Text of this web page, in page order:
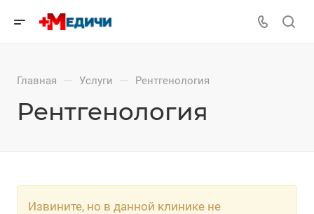
Главная — Услуги — Рентгенология
Рентгенология
Извините, но в данной клинике не